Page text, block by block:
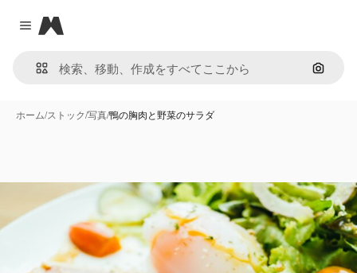
Close menu
Magnific
画像で
ホーム/ストック/写真/鴨の胸肉と野菜のサラダ